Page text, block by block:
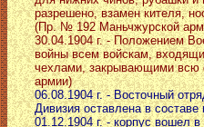
разрешено, взамен кителя,
(Пр. № 192 Маньчжурской
30.04.1904 г. - Положением
войны всем войскам,
чехлами, закрывающими всю
армии)
06.08.1904 г. - Восточный
Дивизия оставлена в
01.12.1904 г. - корпус вошел